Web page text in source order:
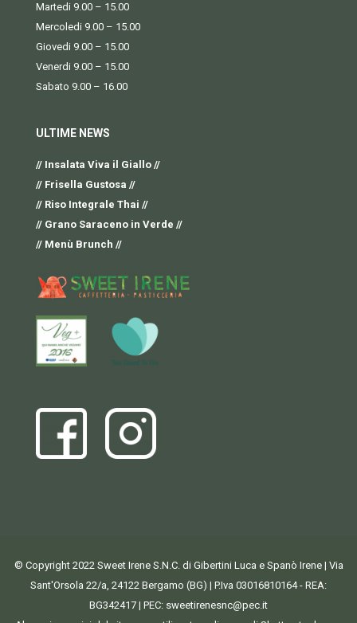
Martedi 9.00 – 15.00
Mercoledi 9.00 – 15.00
Giovedi 9.00 – 15.00
Venerdi 9.00 – 15.00
Sabato 9.00 – 16.00
ULTIME NEWS
// Insalata Viva il Giallo //
// Frisella Gustosa //
// Riso Integrale Thai //
// Grano Saraceno in Verde //
// Menù Brunch //
© Copyright 2022 Sweet Irene S.N.C. di Gibertini Luca e Spanò Irene | Via
Sant'Orsola 22/a, 24122 Bergamo (BG) | P.Iva 03016810164 - REA:
BG342417 | PEC: sweetirenesnc@pec.it